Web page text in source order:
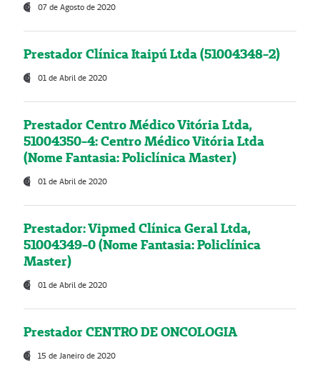
07 de Agosto de 2020
Prestador Clínica Itaipú Ltda (51004348-2)
01 de Abril de 2020
Prestador Centro Médico Vitória Ltda,
51004350-4: Centro Médico Vitória Ltda
(Nome Fantasia: Policlínica Master)
01 de Abril de 2020
Prestador: Vipmed Clínica Geral Ltda,
51004349-0 (Nome Fantasia: Policlínica
Master)
01 de Abril de 2020
Prestador CENTRO DE ONCOLOGIA
15 de Janeiro de 2020